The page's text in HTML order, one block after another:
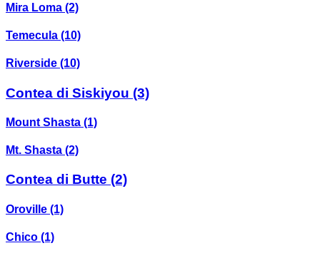
Mira Loma (2)
Temecula (10)
Riverside (10)
Contea di Siskiyou (3)
Mount Shasta (1)
Mt. Shasta (2)
Contea di Butte (2)
Oroville (1)
Chico (1)